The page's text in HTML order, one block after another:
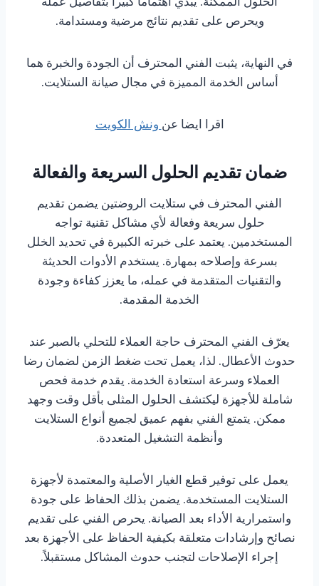
ويحرص على تقديم نتائج مرضية ومستدامة.
في النهاية، يثبت الفني المحترف أن الجودة والخبرة هما
أساس الخدمة المميزة في مجال صيانة الستلايت.
اقرا ايضا عنونش الكويت
ضمان تقديم الحلول السريعة والفعالة
الفني المحترف في ستلايت الروضتين يضمن تقديم
حلول سريعة وفعالة لأي مشاكل تقنية تواجه
المستخدمين. يعتمد على خبرته الكبيرة في تحديد الخلل
بسرعة وإصلاحه بمهارة. يستخدم الأدوات الحديثة
والتقنيات المتقدمة في عمله، ما يعزز كفاءة وجودة
الخدمة المقدمة.
يعرّف الفني المحترف حاجة العملاء للتحلي بالصبر عند
حدوث الأعطال. لذا، يعمل تحت ضغط الزمن لضمان رضا
العملاء وسرعة استعادة الخدمة. يقدم خدمة فحص
شاملة للأجهزة ليكتشف الحلول المثلى بأقل وقت وجهد
ممكن. يتمتع الفني بفهم عميق لجميع أنواع الستلايت
وأنظمة التشغيل المتعددة.
يعمل على توفير قطع الغيار الأصلية والمعتمدة لأجهزة
الستلايت المستخدمة. يضمن بذلك الحفاظ على جودة
واستمرارية الأداء بعد الصيانة. يحرص الفني على تقديم
نصائح وإرشادات متعلقة بكيفية الحفاظ على الأجهزة بعد
إجراء الإصلاحات لتجنب حدوث المشاكل مستقبلاً.